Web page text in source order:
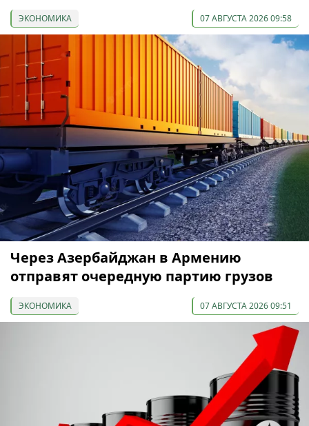
ЭКОНОМИКА 07 АВГУСТА 2026 09:58
Через Азербайджан в Армению
отправят очередную партию грузов
ЭКОНОМИКА 07 АВГУСТА 2026 09:51